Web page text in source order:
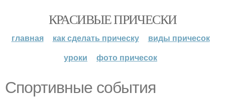
КРАСИВЫЕ ПРИЧЕСКИ
главная как сделать прическу
виды причесок
уроки
фото причесок
Спортивные события